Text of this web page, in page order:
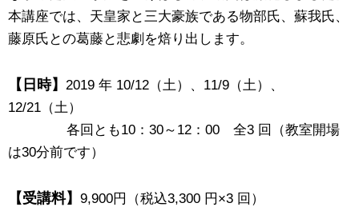
本講座では、天皇家と三大豪族である物部氏、蘇我氏、
藤原氏との葛藤と悲劇を焙り出します。
【日時】 2019 年 10/12（土）、11/9（土）、
12/21（土）
各回とも10：30～12：00 全3 回（教室開場
は30分前です）
【受講料】 9,900円（税込3,300 円×3 回）